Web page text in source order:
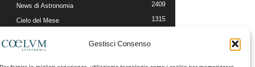
Gestisci Consenso
News di Astronomia 2409
Cielo del Mese 1315
Articoli e Risorse On-Line
Il Blog della Redazione